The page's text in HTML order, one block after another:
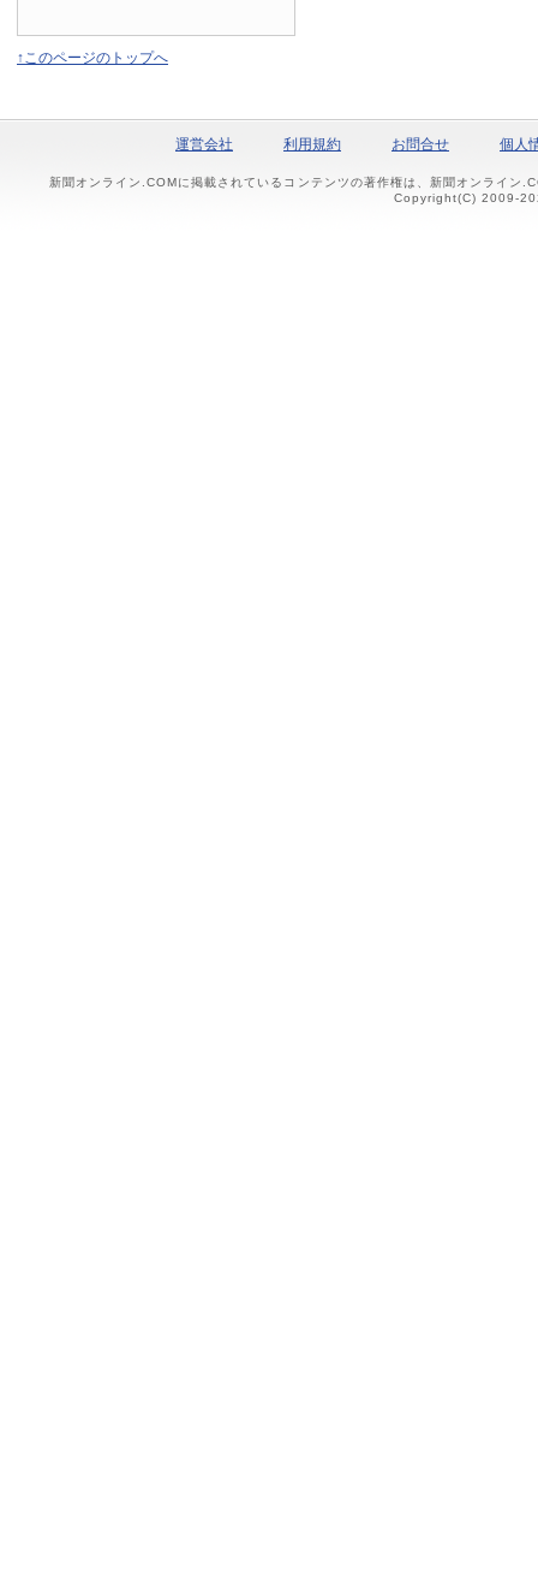
↑このページのトップへ
運営会社 利用規約 お問合せ 個人
新聞オンライン.COMに掲載されているコンテンツの著作権は、新聞オンライン
Copyright(C) 2009-